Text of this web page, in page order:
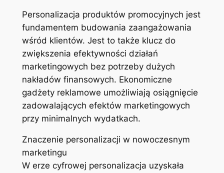
Personalizacja produktów promocyjnych jest
fundamentem budowania zaangażowania
wśród klientów. Jest to także klucz do
zwiększenia efektywności działań
marketingowych bez potrzeby dużych
nakładów finansowych. Ekonomiczne
gadżety reklamowe umożliwiają osiągnięcie
zadowalających efektów marketingowych
przy minimalnych wydatkach.
Znaczenie personalizacji w nowoczesnym
marketingu
W erze cyfrowej personalizacja uzyskała